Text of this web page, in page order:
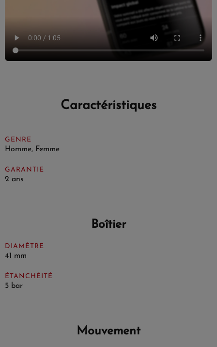
Caractéristiques
GENRE
Homme, Femme
GARANTIE
2 ans
Boîtier
DIAMÈTRE
41 mm
ÉTANCHÉITÉ
5 bar
Mouvement